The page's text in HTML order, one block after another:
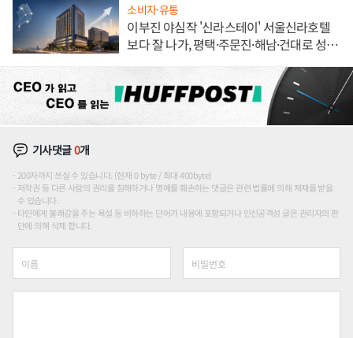
소비자·유통
이부진 야심작 '신라스테이' 서울신라호텔
보다 잘 나가, 평택·주문진·해남·건대로 성
기사댓글0개
200자까지 쓰실 수 있습니다. (현재 0 byte / 최대 400byte)
저작권 등 다른 사람의 권리를 침해하거나 명예를 훼손하는 댓글은 관련 법률에 의해 제재를 받을
수 있습니다.
타인에게 불쾌감을 주는 욕설 등 비하하는 단어가 내용에 포함되거나 인신공격성 글은 관리자의 판
단에 의해 삭제 합니다.